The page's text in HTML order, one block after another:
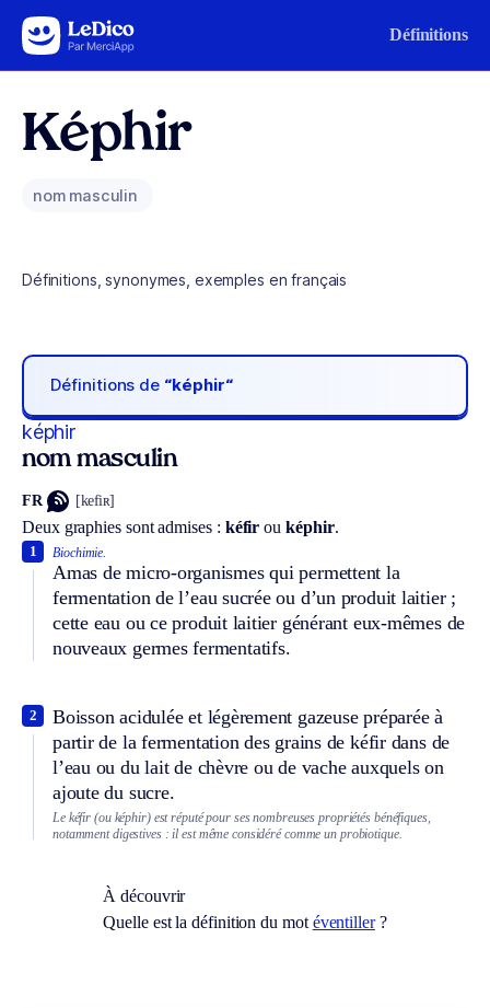
Aller au contenu Définitions
Képhir
nom masculin
Définitions, synonymes, exemples en français
Définitions de “képhir“
képhir
nom masculin
FR [kefiʀ]
Deux graphies sont admises : kéfir ou képhir.
Biochimie.
Amas de micro-organismes qui permettent la
fermentation de l’eau sucrée ou d’un produit laitier ;
cette eau ou ce produit laitier générant eux-mêmes de
nouveaux germes fermentatifs.
1
Boisson acidulée et légèrement gazeuse préparée à
partir de la fermentation des grains de kéfir dans de
l’eau ou du lait de chèvre ou de vache auxquels on
ajoute du sucre.
2
Le kéfir (ou képhir) est réputé pour ses nombreuses propriétés bénéfiques,
notamment digestives : il est même considéré comme un probiotique.
À découvrir
Quelle est la définition du mot éventiller?